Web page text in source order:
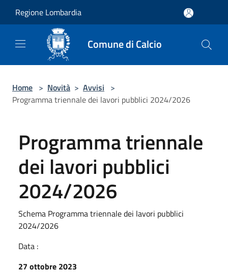
Regione Lombardia
Comune di Calcio
Home > Novità > Avvisi >
Programma triennale dei lavori pubblici 2024/2026
Programma triennale
dei lavori pubblici
2024/2026
Schema Programma triennale dei lavori pubblici
2024/2026
Data :
27 ottobre 2023